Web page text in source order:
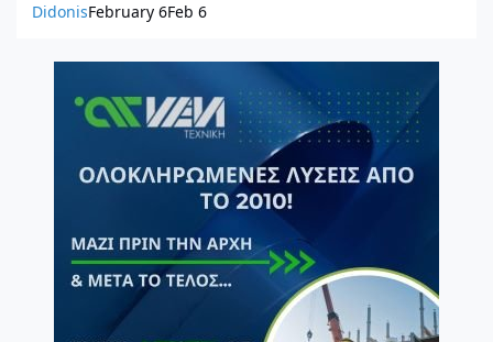
DidonisFebruary 6Feb 6